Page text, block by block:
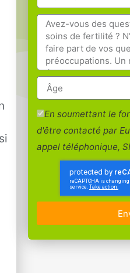
En soumettant le
d'être contacté par
appel téléphonique,